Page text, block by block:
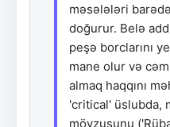
məsələləri
doğurur. Belə
peşə borclarını
mane olur və
almaq haqqını
'critical' üslubda,
mövzusunu